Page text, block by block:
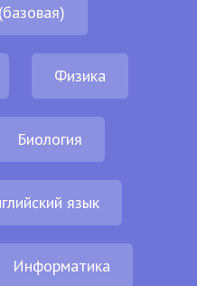
Физика
Биология
язык
Информатика